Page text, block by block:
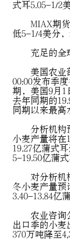
式耳5.05-1/2美
MIAX期货
低5-1/4美分
充足的全球
美国农业部
00:00发布季
期，美国9月1
去年同期的
同期以来最高
分析机构预
小麦产量将在
19.27亿蒲式
5-19.50亿蒲式
对分析机构
冬小麦产量预
3.40-13.84亿
农业咨询公
出口季的小麦
370万吨降至